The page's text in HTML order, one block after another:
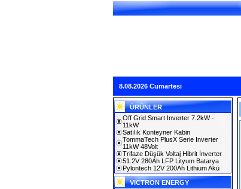
8.08.2026 Cumartesi
ÜRÜNLER
Off Grid Smart Inverter 7.2kW -
11kW
Satılık Konteyner Kabin
TommaTech PlusX Serie Inverter
11kW 48Volt
Trifaze Düşük Voltaj Hibrit İnverter
51.2V 280Ah LFP Lityum Batarya
Pylontech 12V 200Ah Lithium Akü
VICTRON ENERGY